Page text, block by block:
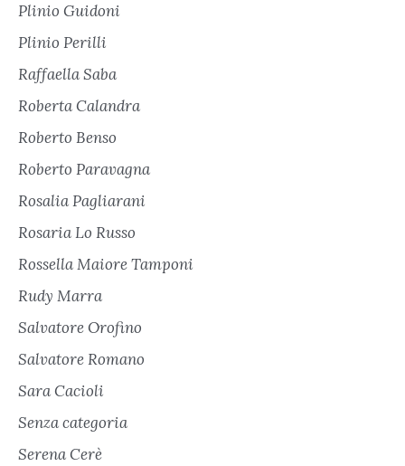
Plinio Guidoni
Plinio Perilli
Raffaella Saba
Roberta Calandra
Roberto Benso
Roberto Paravagna
Rosalia Pagliarani
Rosaria Lo Russo
Rossella Maiore Tamponi
Rudy Marra
Salvatore Orofino
Salvatore Romano
Sara Cacioli
Senza categoria
Serena Cerè